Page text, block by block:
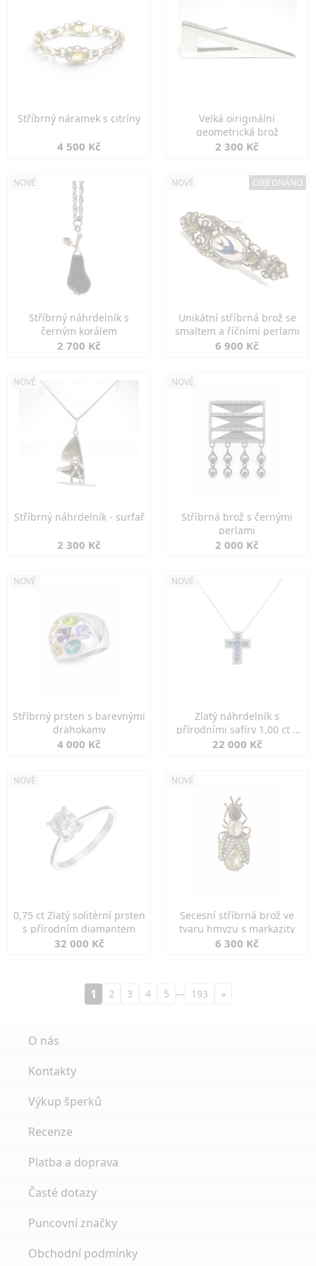
Stříbrný náramek s citríny
4 500 Kč
Velká oiriginální
geometrická brož
2 300 Kč
NOVÉ
Stříbrný náhrdelník s
černým korálem
2 700 Kč
NOVÉ OBJEDNÁNO
Unikátní stříbrná brož se
smaltem a říčními perlami
6 900 Kč
NOVÉ
Stříbrný náhrdelník - surfař
2 300 Kč
NOVÉ
Stříbrná brož s černými
perlami
2 000 Kč
NOVÉ
Stříbrný prsten s barevnými
drahokamy
4 000 Kč
NOVÉ
Zlatý náhrdelník s
přírodními safíry 1,00 ct a
diamanty
22 000 Kč
NOVÉ
0,75 ct Zlatý solitérní prsten
s přírodním diamantem
32 000 Kč
NOVÉ
Secesní stříbrná brož ve
tvaru hmyzu s markazity
6 300 Kč
1 2 3 4 5 … 193 »
O nás
Kontakty
Výkup šperků
Recenze
Platba a doprava
Časté dotazy
Puncovní značky
Obchodní podmínky